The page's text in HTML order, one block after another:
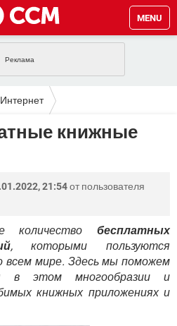
MENU
FACEBOOK
WINDOWS 10
TELEGRAM
INSTAGRAM
ВКОНТАКТЕ
GOOGLE
TELEGRAM
ИГРЫ
ВКОНТАКТЕ
INSTAGRAM
ИГРЫ
ВКОНТАКТЕ
Интернет
книжные
21:54от пользователя
количество бесплатных
, которыми пользуются
всем мире. Здесь мы поможем
в этом многообразии и
книжных приложениях и